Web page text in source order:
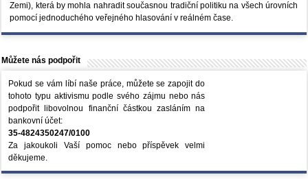
Zemi), která by mohla nahradit současnou tradiční politiku na všech úrovních
pomocí jednoduchého veřejného hlasování v reálném čase.
Můžete nás podpořit
Pokud se vám líbí naše práce, můžete se zapojit do
tohoto typu aktivismu podle svého zájmu nebo nás
podpořit libovolnou finanční částkou zasláním na
bankovní účet:
35-4824350247/0100
Za jakoukoli Vaší pomoc nebo příspěvek velmi
děkujeme.